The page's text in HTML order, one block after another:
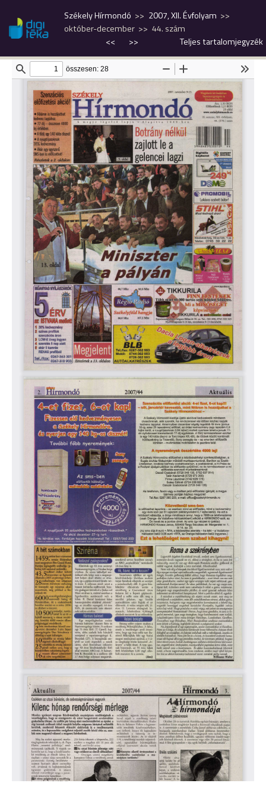
Székely Hírmondó
2007, XII. Évfolyam
október-december
44. szám
<<
>> Teljes tartalomjegyzék